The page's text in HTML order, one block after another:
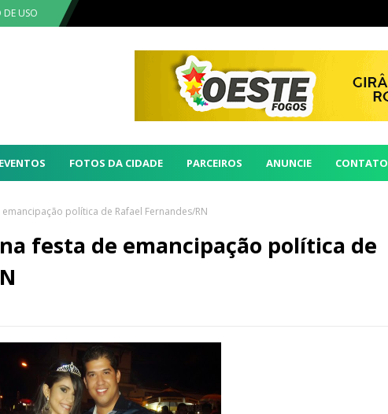
DE USO
FOTOS DA CIDADE PARCEIROS ANUNCIE CONTATO
política de Rafael Fernandes/RN
festa de emancipação política de